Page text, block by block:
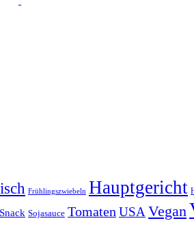
Frühlingszwiebeln Hauptgericht
Snack Sojasauce Tomaten USAVegan